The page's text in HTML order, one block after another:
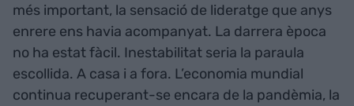
més important, la sensació de lideratge que anys
enrere ens havia acompanyat. La darrera època
no ha estat fàcil. Inestabilitat seria la paraula
escollida. A casa i a fora. L’economia mundial
continua recuperant-se encara de la pandèmia, la